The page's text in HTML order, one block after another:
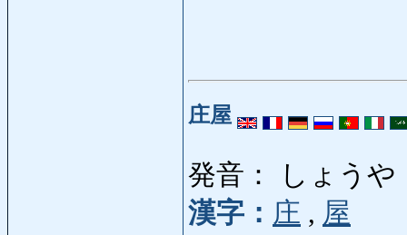
庄屋
発音： しょうや
漢字： 庄 , 屋